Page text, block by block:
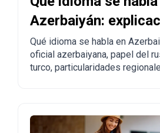
Azerbaiyán:
completa para
quienes piensan
Qué idioma se habla en
oficial azerbaiyana, papel del
turco, particularidades